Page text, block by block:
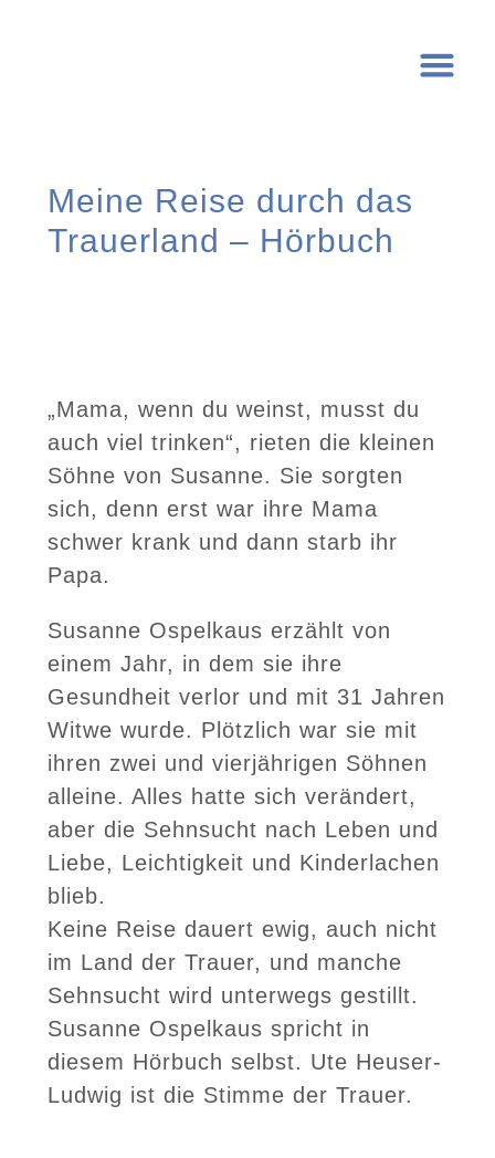
Meine Reise durch das
Trauerland – Hörbuch
„Mama, wenn du weinst, musst du
auch viel trinken“, rieten die kleinen
Söhne von Susanne. Sie sorgten
sich, denn erst war ihre Mama
schwer krank und dann starb ihr
Papa.
Susanne Ospelkaus erzählt von
einem Jahr, in dem sie ihre
Gesundheit verlor und mit 31 Jahren
Witwe wurde. Plötzlich war sie mit
ihren zwei und vierjährigen Söhnen
alleine. Alles hatte sich verändert,
aber die Sehnsucht nach Leben und
Liebe, Leichtigkeit und Kinderlachen
blieb.
Keine Reise dauert ewig, auch nicht
im Land der Trauer, und manche
Sehnsucht wird unterwegs gestillt.
Susanne Ospelkaus spricht in
diesem Hörbuch selbst. Ute Heuser-
Ludwig ist die Stimme der Trauer.